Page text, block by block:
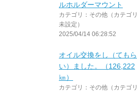
ルホルダーマウント
カテゴリ：その他（カテゴリ
未設定）
2025/04/14 06:28:52
オイル交換をし（てもら
い）ました。（126,222
㎞）
カテゴリ：その他（カテゴリ